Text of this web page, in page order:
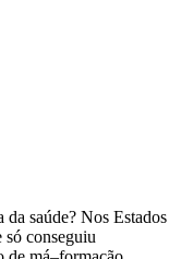
saúde? Nos Estados
conseguiu